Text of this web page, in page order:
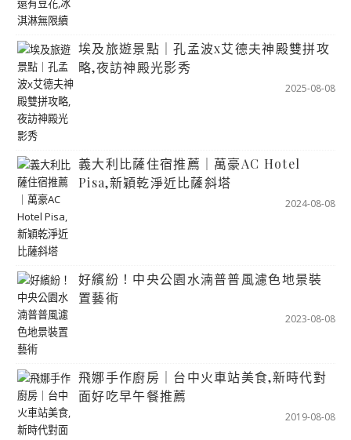
埃及旅遊景點｜孔孟波x艾德夫神殿雙拼攻
略,夜訪神殿光影秀
2025-08-08
義大利比薩住宿推薦｜萬豪AC Hotel
Pisa,新穎乾淨近比薩斜塔
2024-08-08
好繽紛！中央公園水湳普普風濾色地景裝
置藝術
2023-08-08
飛娜手作廚房｜台中火車站美食,新時代對
面好吃早午餐推薦
2019-08-08